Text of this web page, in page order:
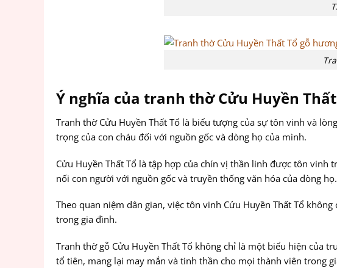
Ý nghĩa của tranh thờ Cửu Huyền
Tranh thờ Cửu Huyền Thất Tổ là biểu tượng của sự tôn vinh và
trọng của con cháu đối với nguồn gốc và dòng họ của mình.
Cửu Huyền Thất Tổ là tập hợp của chín vị thần linh được tôn
nối con người với nguồn gốc và truyền thống văn hóa của dòng họ.
Theo quan niệm dân gian, việc tôn vinh Cửu Huyền Thất Tổ
trong gia đình.
Tranh thờ gỗ Cửu Huyền Thất Tổ không chỉ là một biểu hiện của
tổ tiên, mang lại may mắn và tinh thần cho mọi thành viên trong